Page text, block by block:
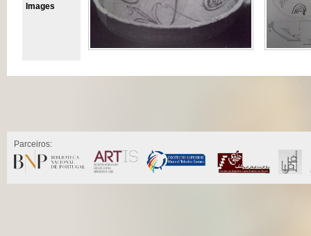
Images
Parceiros: